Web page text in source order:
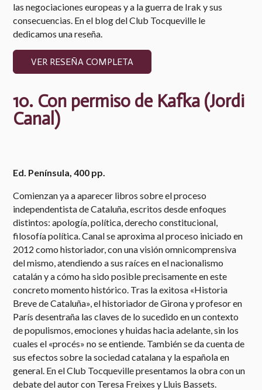
las negociaciones europeas y a la guerra de Irak y sus
consecuencias. En el blog del Club Tocqueville le
dedicamos una reseña.
VER RESEÑA COMPLETA
10. Con permiso de Kafka (Jordi
Canal)
Ed. Península, 400 pp.
Comienzan ya a aparecer libros sobre el proceso
independentista de Cataluña, escritos desde enfoques
distintos: apología, política, derecho constitucional,
filosofía política. Canal se aproxima al proceso iniciado en
2012 como historiador, con una visión omnicomprensiva
del mismo, atendiendo a sus raíces en el nacionalismo
catalán y a cómo ha sido posible precisamente en este
concreto momento histórico. Tras la exitosa «Historia
Breve de Cataluña», el historiador de Girona y profesor en
París desentraña las claves de lo sucedido en un contexto
de populismos, emociones y huidas hacia adelante, sin los
cuales el «procés» no se entiende. También se da cuenta de
sus efectos sobre la sociedad catalana y la española en
general. En el Club Tocqueville presentamos la obra con un
debate del autor con Teresa Freixes y Lluis Bassets.